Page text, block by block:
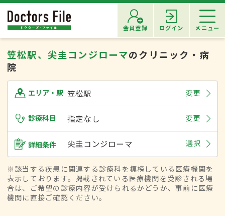
会員登録 ログイン メニュー
笠松駅、尖圭コンジローマのクリニック・病
院
エリア・駅 笠松駅 変更
診療科目 指定なし 変更
詳細条件 尖圭コンジローマ 選択
※該当する疾患に関連する診療科を標榜している医療機関を
表示しております。掲載されている医療機関を受診される場
合は、ご希望の診療内容が受けられるかどうか、事前に医療
機関に直接ご確認ください。